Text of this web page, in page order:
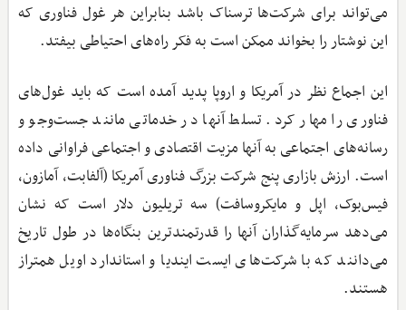
می‌تواند برای شرکت‌ها ترسناک باشد بنابراین هر غول فناوری که
این نوشتار را بخواند ممکن است به فکر راه‌های احتیاطی بیفتد.
این اجماع نظر در آمریکا و اروپا پدید آمده است که باید غول‌های
فناوری را مهار کرد. تسلط آنها در خدماتی مانند جست‌وجو و
رسانه‌های اجتماعی به آنها مزیت اقتصادی و اجتماعی فراوانی داده
است. ارزش بازاری پنج شرکت بزرگ فناوری آمریکا (آلفابت، آمازون،
فیس‌بوک، اپل و مایکروسافت) سه تریلیون دلار است که نشان
می‌دهد سرمایه‌گذاران آنها را قدرتمندترین بنگاه‌ها در طول تاریخ
می‌دانند که با شرکت‌های ایست ‌ایندیا و استاندارد اویل همتراز
هستند.